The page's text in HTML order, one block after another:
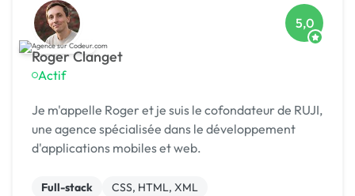
Roger Clanget
Actif
5,0
Je m'appelle Roger et je suis le cofondateur de RUJI,
une agence spécialisée dans le développement
d'applications mobiles et web.
Full-stack
CSS, HTML, XML